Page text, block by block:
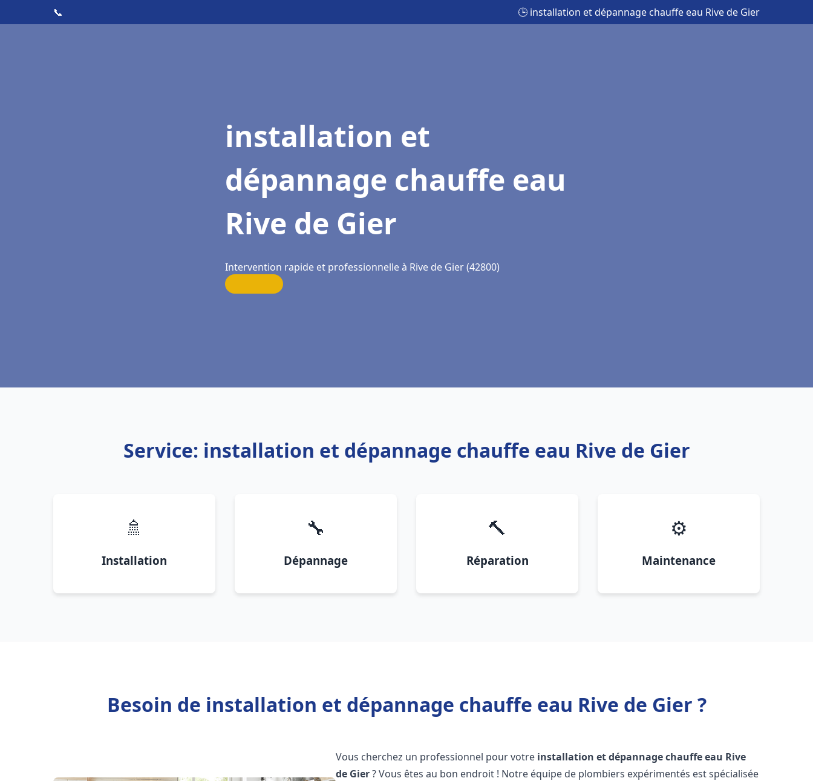
📞 🕒 installation et dépannage chauffe eau Rive de Gier
installation et
dépannage chauffe eau
Rive de Gier
Intervention rapide et professionnelle à Rive de Gier (42800)
Service: installation et dépannage chauffe eau Rive de Gier
🚿
Installation
🔧
Dépannage
🔨
Réparation
⚙️
Maintenance
Besoin de installation et dépannage chauffe eau Rive de Gier ?
Vous cherchez un professionnel pour votre installation et dépannage chauffe eau Rive
de Gier? Vous êtes au bon endroit ! Notre équipe de plombiers expérimentés est spécialisée